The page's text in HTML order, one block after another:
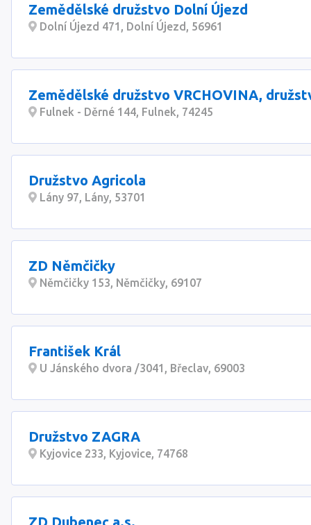
Zemědělské družstvo Dolní Újezd
Dolní Újezd 471, Dolní Újezd, 56961
Zemědělské družstvo VRCHOVINA,
Fulnek - Děrné 144, Fulnek, 74245
Družstvo Agricola
Lány 97, Lány, 53701
ZD Němčičky
Němčičky 153, Němčičky, 69107
František Král
U Jánského dvora /3041, Břeclav, 69003
Družstvo ZAGRA
Kyjovice 233, Kyjovice, 74768